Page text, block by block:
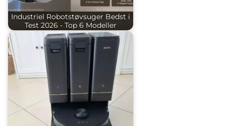
Industriel Robotstøvsuger Bedst i
Test 2026 - Top 6 Modeller